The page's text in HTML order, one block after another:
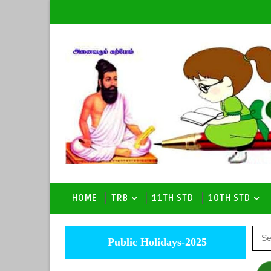
HOME TRB 11TH STD 10TH STD
Public Holidays-2025